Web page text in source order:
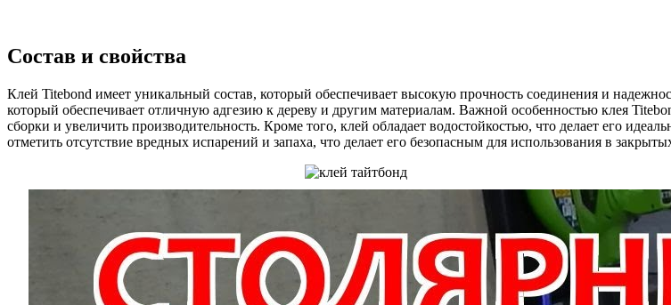
Состав и свойства
Клей Titebond имеет уникальный состав, который обеспечивает высокую прочность соединения и
который обеспечивает отличную адгезию к дереву и другим материалам. Важной особенностью клея
сборки и увеличить производительность. Кроме того, клей обладает водостойкостью, что делает его
отметить отсутствие вредных испарений и запаха, что делает его безопасным для использования в